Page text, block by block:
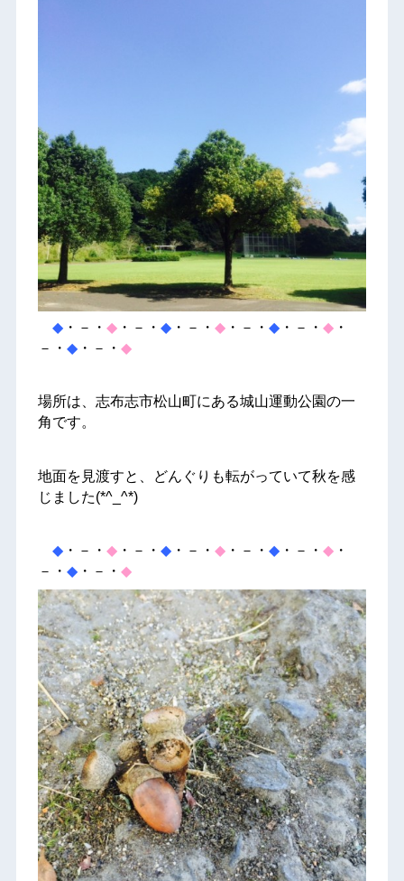
◆・－・ ◆・－・ ◆・－・ ◆・－・ ◆・－・ ◆・
－・ ◆・－・ ◆
場所は、志布志市松山町にある城山運動公園の一
角です。
地面を見渡すと、どんぐりも転がっていて秋を感
じました(*^_^*)
◆・－・ ◆・－・ ◆・－・ ◆・－・ ◆・－・ ◆・
－・ ◆・－・ ◆